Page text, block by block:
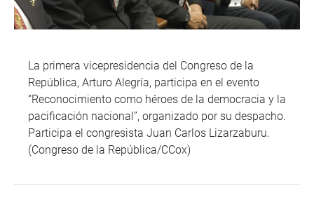
La primera vicepresidencia del Congreso de la
República, Arturo Alegría, participa en el evento
“Reconocimiento como héroes de la democracia y la
pacificación nacional”, organizado por su despacho.
Participa el congresista Juan Carlos Lizarzaburu.
(Congreso de la República/CCox)